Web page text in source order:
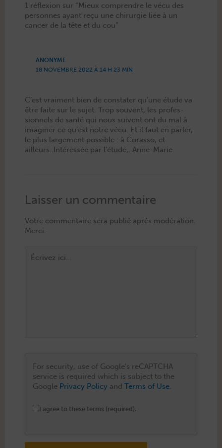
1 réflexion sur “Mieux comprendre le vécu des
personnes ayant reçu une chirurgie liée à un
cancer de la tête et du cou”
ANONYME
18 NOVEMBRE 2022 À 14 H 23 MIN
C’est vrai­ment bien de con­stater qu’une étude va
être faite sur le sujet. Trop sou­vent, les pro­fes­
sion­nels de san­té qui nous suiv­ent ont du mal à
imag­in­er ce qu’est notre vécu. Et il faut en par­ler,
le plus large­ment pos­si­ble : à Coras­so, et
ailleurs..Intéressée par l’étude,..Anne-Marie.
Laisser un commentaire
Écrivez
ici…
For security, use of Google's reCAPTCHA
service is required which is subject to the
Google Privacy Policyand Terms of Use.
I agree to these terms (required).